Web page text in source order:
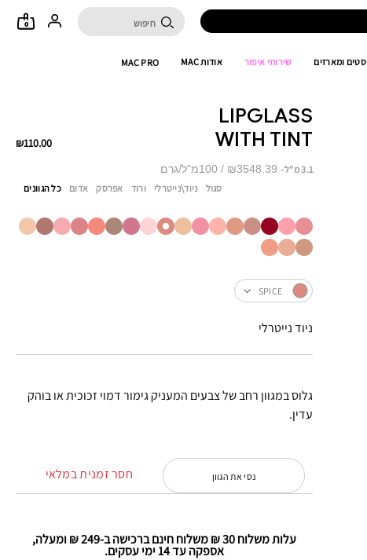
0
סטים ומארזים שירותי איפור אודות MAC MAC PRO
LIPGLASS
WITH TINT
₪110.00
3.1 מ"ל ₪3548.39 / 100מ"ל/גרם
גלוס במגוון רחב של צבעים המעניק גימור דמוי זכוכית או בוהק
עדין.
כל הגוונים אדום אפרסק ורוד ניוד\נייטרלי סגול
SPICE
ניוד נייטרלי
חסר זמנית במלאי נסי את הגוון
עלות משלוח 30 ₪ משלוח חינם ברכישה ב-249 ₪ ומעלה,
אספקה עד 14 ימי עסקים.